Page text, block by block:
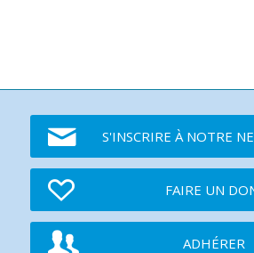
S'INSCRIRE À NOTRE
FAIRE UN
ADHÉRER